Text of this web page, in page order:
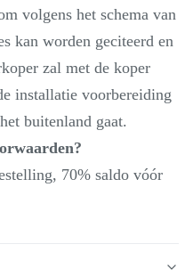
volgens het schema van
kan worden geciteerd en
zal met de koper
installatie voorbereiding
buitenland gaat.
70% saldo vóór